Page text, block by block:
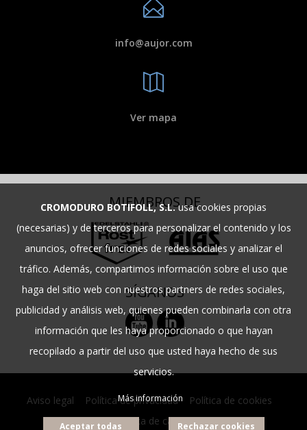
info@aujor.com
Ver mapa
MIEMBROS DE
SÍGANOS
Aviso legal Política de privacidad| Política de cookies
Política de calidad
CROMODURO BOTIFOLL, S.L.usa cookies propias
(necesarias) y de terceros para personalizar el contenido y los
anuncios, ofrecer funciones de redes sociales y analizar el
tráfico. Además, compartimos información sobre el uso que
haga del sitio web con nuestros partners de redes sociales,
publicidad y análisis web, quienes pueden combinarla con otra
información que les haya proporcionado o que hayan
recopilado a partir del uso que usted haya hecho de sus
servicios.
Más información
Aceptar todas Rechazar cookies